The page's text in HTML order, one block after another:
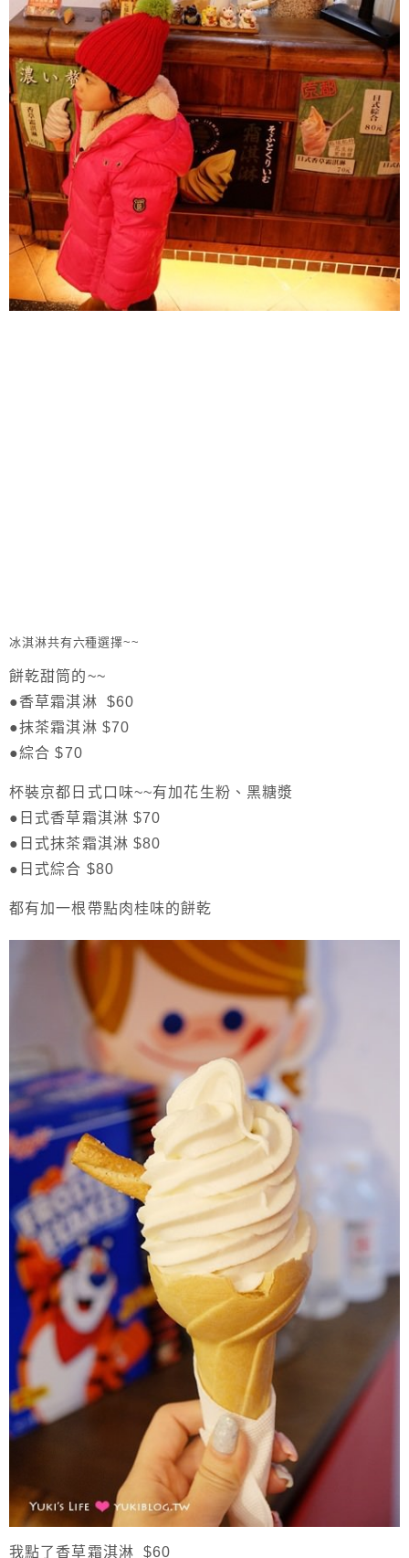
冰淇淋共有六種選擇~~
餅乾甜筒的~~
●香草霜淇淋 $60
●抹茶霜淇淋 $70
●綜合 $70
杯裝京都日式口味~~有加花生粉、黑糖漿
●日式香草霜淇淋 $70
●日式抹茶霜淇淋 $80
●日式綜合 $80
都有加一根帶點肉桂味的餅乾
我點了香草霜淇淋 $60